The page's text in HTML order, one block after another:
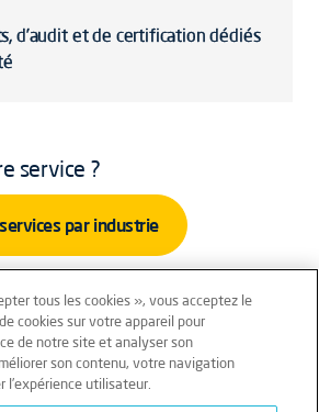
d’audit et de certification dédiés
service ?
par industrie
Conditions générales
tous les cookies », vous acceptez le
cookies sur votre appareil pour
de notre site et analyser son
son contenu, votre navigation
l’expérience utilisateur.